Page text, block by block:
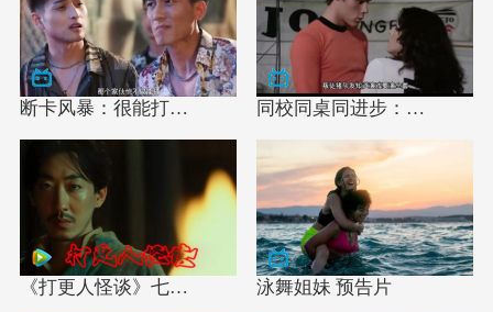
断卡风暴：很能打… 同校同桌同进步：…
《打更人怪谈》七… 泳舞姐妹 预告片